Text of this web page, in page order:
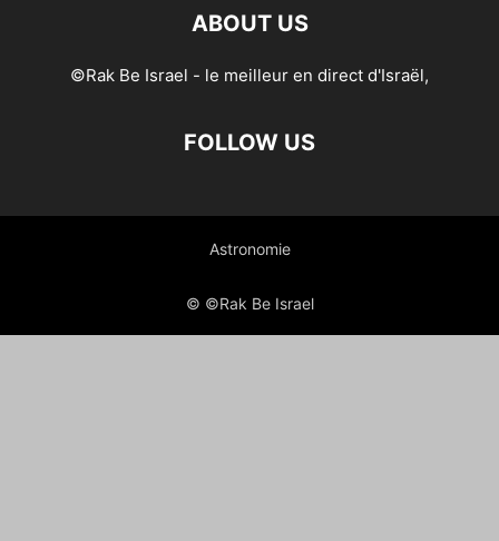
ABOUT US
©Rak Be Israel - le meilleur en direct d'Israël,
FOLLOW US
Astronomie
© ©Rak Be Israel